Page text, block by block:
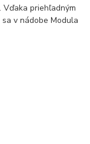
Vďaka priehľadným
v nádobe Modula